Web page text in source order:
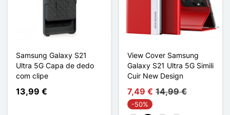
Samsung Galaxy S21
Ultra 5G Capa de dedo
com clipe
13,99 €
View Cover Samsung
Galaxy S21 Ultra 5G Simili
Cuir New Design
7,49 € 14,99 €
-50%